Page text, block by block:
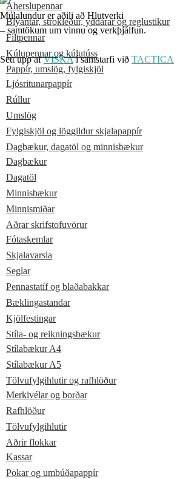
Áherslupennar
Blýantar, strokleður, yddarar og reglustikur
Filtpennar
Kúlupennar og kúlutúss
Pappír, umslög, fylgiskjöl
Ljósritunarpappír
Rúllur
Umslög
Fylgiskjöl og löggildur skjalapappír
Dagbækur, dagatöl og minnisbækur
Dagbækur
Dagatöl
Minnisbækur
Minnismiðar
Aðrar skrifstofuvörur
Fótaskemlar
Skjalavarsla
Seglar
Pennastatíf og blaðabakkar
Bæklingastandar
Kjölfestingar
Stíla- og reikningsbækur
Stílabækur A4
Stílabækur A5
Tölvufylgihlutir og rafhlöður
Merkivélar og borðar
Rafhlöður
Tölvufylgihlutir
Aðrir flokkar
Kassar
Pokar og umbúðapappír
Múlalundur er aðili að Hlutverki
– samtökum um vinnu og verkþjálfun.
Sett upp afVISKAí samstarfi við TACTICA